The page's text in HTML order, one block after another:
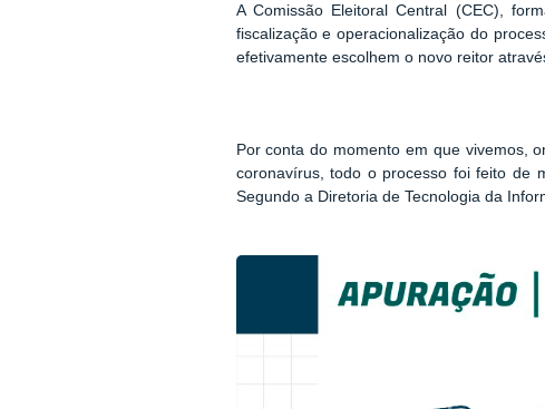
A Comissão Eleitoral Central (CEC),
fiscalização e operacionalização do
efetivamente escolhem o novo reitor
Por conta do momento em que vivemos,
coronavírus, todo o processo foi feito de
Segundo a Diretoria de Tecnologia da